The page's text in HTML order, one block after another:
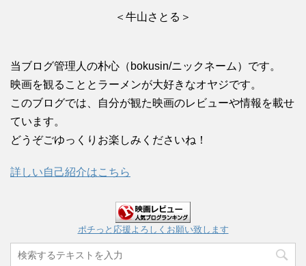
＜牛山さとる＞
当ブログ管理人の朴心（bokusin/ニックネーム）です。
映画を観ることとラーメンが大好きなオヤジです。
このブログでは、自分が観た映画のレビューや情報を載せ
ています。
どうぞごゆっくりお楽しみくださいね！
詳しい自己紹介はこちら
ポチっと応援よろしくお願い致します